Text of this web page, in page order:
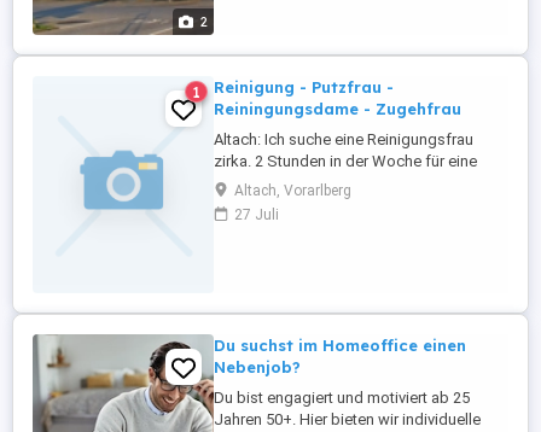
2
1
Reinigung - Putzfrau -
Reiningungsdame - Zugehfrau
Altach: Ich suche eine Reinigungsfrau
zirka. 2 Stunden in der Woche für eine
ältere Frau.
Altach, Vorarlberg
27 Juli
Du suchst im Homeoffice einen
Nebenjob?
Du bist engagiert und motiviert ab 25
Jahren 50+. Hier bieten wir individuelle